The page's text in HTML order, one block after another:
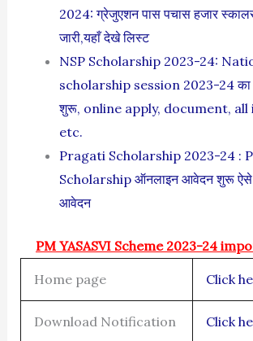
2024: ग्रेजुएशन पास पचास हजार
जारी,यहाँ देखे लिस्ट
NSP Scholarship 2023-24:
scholarship session 2023-24
शुरू, online apply, document,
etc.
Pragati Scholarship 2023-24 :
Scholarship ऑनलाइन आवेदन शुरू
आवेदन
PM YASASVI Scheme 2023-24
Home page Click
Download Notification Click